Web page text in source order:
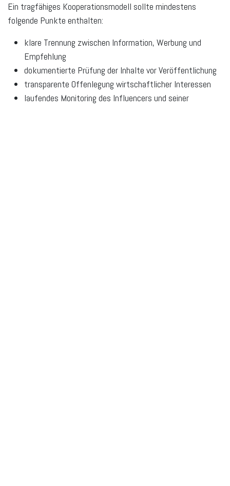
Ein tragfähiges Kooperationsmodell sollte mindestens
folgende Punkte enthalten:
klare Trennung zwischen Information, Werbung und
Empfehlung
dokumentierte Prüfung der Inhalte vor Veröffentlichung
transparente Offenlegung wirtschaftlicher Interessen
laufendes Monitoring des Influencers und seiner